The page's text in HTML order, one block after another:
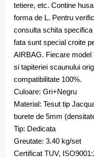
tetiere, etc. Contine
forma de L. Pentru
consulta schita
fata sunt special croite
AIRBAG. Fiecare model
si tapiteriei scaunului
compatibilitate 100%.
Culoare: Gri+Negru
Material: Tesut tip
burete de 5mm
Tip: Dedicata
Greutate: 3.40 kg/set
Certificat TUV,